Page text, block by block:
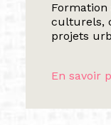
culturels,
projets
En savoir